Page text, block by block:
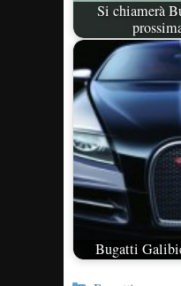
Si chiamerà
Bugatti